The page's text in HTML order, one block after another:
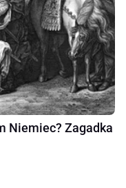
Niemiec? Zagadka